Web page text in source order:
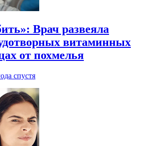
Врач развеяла
витаминных
от похмелья
спустя